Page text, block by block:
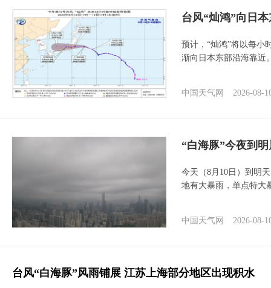
台风“灿鸿”向日
预计，“灿鸿”将以每小
渐向日本东部沿海靠近
中国天气网 2026-08-
“白海豚”今夜到
今天（8月10日）到明
地有大暴雨，单点特大
中国天气网 2026-08-
台风“白海豚”风雨铺展 江苏上海部分地区出现积水